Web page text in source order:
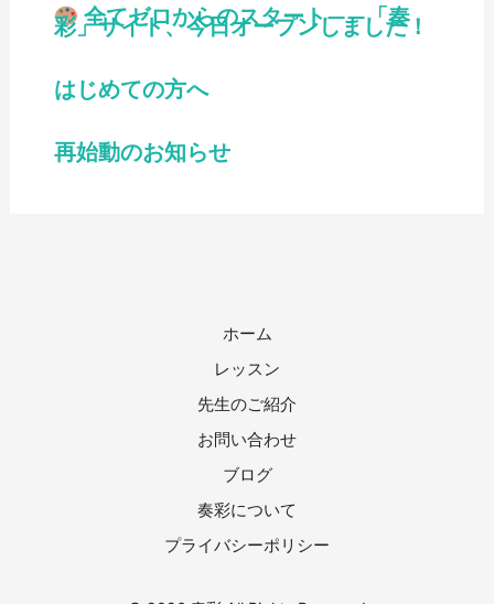
全てゼロからのスタート——「奏
彩」サイト、今日オープンしました！
はじめての方へ
再始動のお知らせ
ホーム
レッスン
先生のご紹介
お問い合わせ
ブログ
奏彩について
プライバシーポリシー